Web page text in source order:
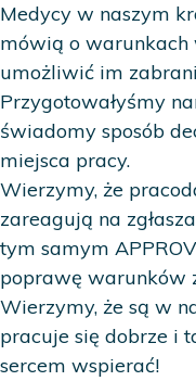
Medycy w naszym
mówią o warunkach
umożliwić im
Przygotowałyśmy
świadomy sposób
miejsca pracy.
Wierzymy, że
zareagują na
tym samym
poprawę warunków
Wierzymy, że są w
pracuje się dobrze i
sercem wspierać!